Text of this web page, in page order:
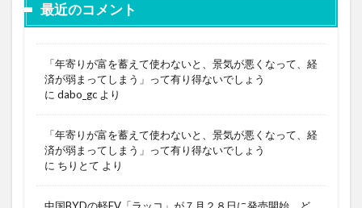
最近のコメント
「年寄りが富を蓄えて使わないと、景気が悪くなって、経
済が弱まってしまう」って有り得ないでしょう
に dabo_gc より
「年寄りが富を蓄えて使わないと、景気が悪くなって、経
済が弱まってしまう」って有り得ないでしょう
に ちりとて より
中国BYDの軽EV「ラッコ」が７月２８日に発売開始。ど